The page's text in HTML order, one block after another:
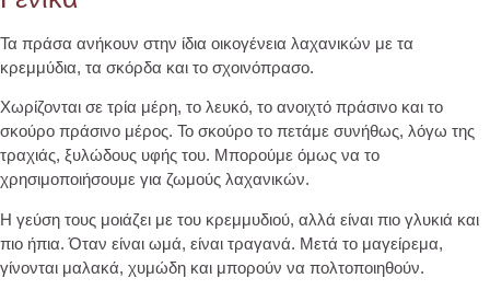
Τα πράσα ανήκουν στην ίδια οικογένεια λαχανικών με τα
κρεμμύδια, τα σκόρδα και το σχοινόπρασο.
Χωρίζονται σε τρία μέρη, το λευκό, το ανοιχτό πράσινο και το
σκούρο πράσινο μέρος. Το σκούρο το πετάμε συνήθως, λόγω της
τραχιάς, ξυλώδους υφής του. Μπορούμε όμως να το
χρησιμοποιήσουμε για ζωμούς λαχανικών.
Η γεύση τους μοιάζει με του κρεμμυδιού, αλλά είναι πιο γλυκιά και
πιο ήπια. Όταν είναι ωμά, είναι τραγανά. Μετά το μαγείρεμα,
γίνονται μαλακά, χυμώδη και μπορούν να πολτοποιηθούν.